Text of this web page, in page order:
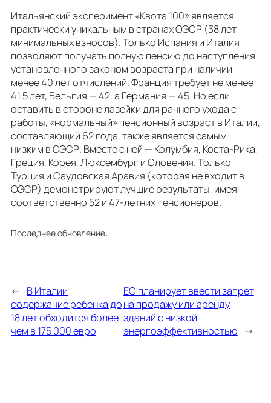
Итальянский эксперимент «Квота 100» является
практически уникальным в странах ОЭСР (38 лет
минимальных взносов). Только Испания и Италия
позволяют получать полную пенсию до наступления
установленного законом возраста при наличии
менее 40 лет отчислений. Франция требует не менее
41,5 лет, Бельгия — 42, а Германия — 45. Но если
оставить в стороне лазейки для раннего ухода с
работы, «нормальный» пенсионный возраст в Италии,
составляющий 62 года, также является самым
низким в ОЭСР. Вместе с ней — Колумбия, Коста-Рика,
Греция, Корея, Люксембург и Словения. Только
Турция и Саудовская Аравия (которая не входит в
ОЭСР) демонстрируют лучшие результаты, имея
соответственно 52 и 47-летних пенсионеров.
Последнее обновление:
← В Италии
содержание ребенка до
18 лет обходится более
чем в 175 000 евро
ЕС планирует ввести запрет
на продажу или аренду
зданий с низкой
энергоэффективностью →